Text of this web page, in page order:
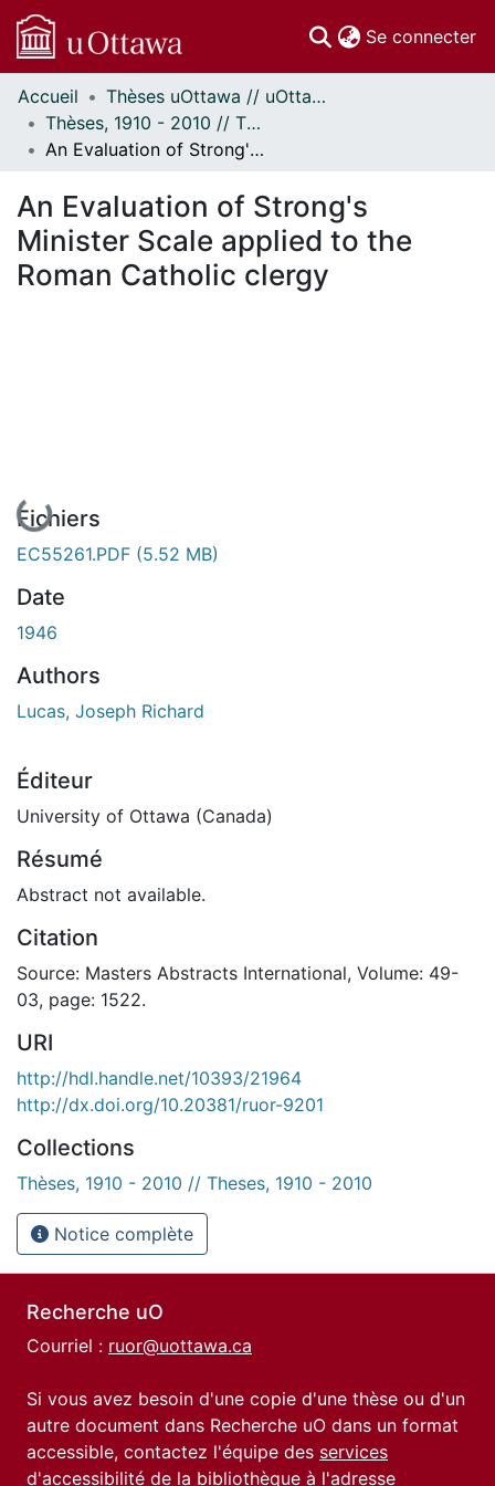
Se connecter
Communautés
et collections
Parcourir
À propos
Accueil
Thèses uOttawa // uOttawa Theses
Thèses, 1910 - 2010 // Theses, 1910 - 2010
An Evaluation of Strong's Minister Scale applied to the Roman Catholic clergy
An Evaluation of Strong's
Minister Scale applied to the
Roman Catholic clergy
En cours de chargement...
Fichiers
EC55261.PDF (5.52 MB)
Date
1946
Authors
Lucas, Joseph Richard
Éditeur
University of Ottawa (Canada)
Résumé
Abstract not available.
Citation
Source: Masters Abstracts International, Volume: 49-
03, page: 1522.
URI
http://hdl.handle.net/10393/21964
http://dx.doi.org/10.20381/ruor-9201
Collections
Thèses, 1910 - 2010 // Theses, 1910 - 2010
Notice complète
Recherche uO
Courriel : ruor@uottawa.ca
Si vous avez besoin d'une copie d'une thèse ou d'un
autre document dans Recherche uO dans un format
accessible, contactez l'équipe des services
d'accessibilité de la bibliothèque à l'adresse